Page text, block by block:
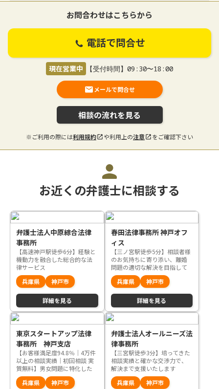
お問合わせはこちらから
電話で問合せ
現在営業中 【受付時間】09:30〜18:00
メールで問合せ
相談の流れを見る
※ご利用の際には利用規約 や利用上の注意 をご確認下さい
お近くの弁護士に相談する
弁護士法人中原綜合法律
事務所
【高速神戸駅徒歩6分】経験と
機動力を融合した総合的な法
律サービス
兵庫県
神戸市
詳細を見る
春田法律事務所 神戸オフ
ィス
【三ノ宮駅徒歩5分】相談者様
のお気持ちに寄り添い、離婚
問題の適切な解決を目指して
サポートいたします
兵庫県 神戸市
詳細を見る
東京スタートアップ法律
事務所 神戸支店
【お客様満足度94.8％｜4万件
以上の相談実績｜初回相談 実
質無料】男女問題に特化した
大規模事務所ならではの実績
と安心感
兵庫県 神戸市
弁護士法人オールニーズ法
律事務所
【三宮駅徒歩3分】培ってきた
相談実績と確かな交渉力で、
解決まで支援いたします
兵庫県
神戸市